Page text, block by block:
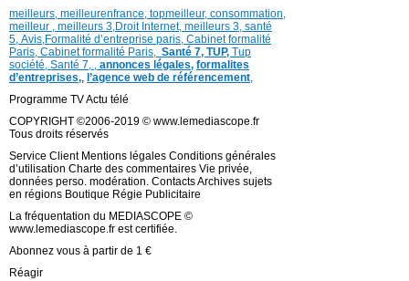
meilleurs, meilleurenfrance, topmeilleur, consommation,
meilleur , meilleurs 3,Droit Internet, meilleurs 3, santé
5, Avis,Formalité d’entreprise paris, Cabinet formalité
Paris, Cabinet formalité Paris, Santé 7, TUP, Tup
société, Santé 7, , annonces légales, formalites
d’entreprises,, l’agence web de référencement,
Programme TV Actu télé
COPYRIGHT ©2006-2019 © www.lemediascope.fr
Tous droits réservés
Service Client Mentions légales Conditions générales
d’utilisation Charte des commentaires Vie privée,
données perso. modération. Contacts Archives sujets
en régions Boutique Régie Publicitaire
La fréquentation du MEDIASCOPE ©
www.lemediascope.fr est certifiée.
Abonnez vous à partir de 1 €
Réagir